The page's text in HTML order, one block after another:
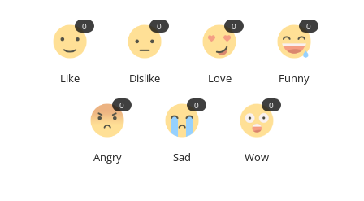
Like
0
Dislike
0
Love
0
Funny
0
Angry
0
Sad
0
Wow
0